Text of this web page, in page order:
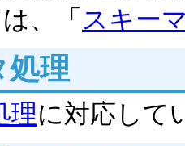
、「 スキー
処理
理に対応して